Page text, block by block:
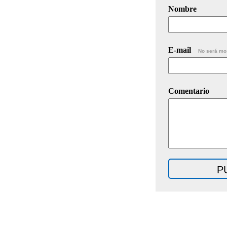
Nombre
E-mail No será
Comentario